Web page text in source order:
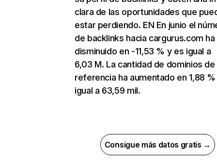
clara de las oportunidades que
estar perdiendo. EN En junio el
de backlinks hacia cargurus.com ha
disminuido en -11,53 % y es igual a
6,03 M. La cantidad de dominios de
referencia ha aumentado en 1,88
igual a 63,59 mil.
Consigue más datos gratis →